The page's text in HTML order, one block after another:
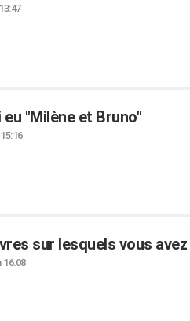
"Milène et Bruno"
sur lesquels vous
16:08